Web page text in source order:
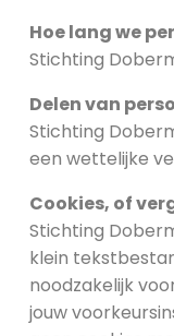
Hoe lang we
Stichting
Delen van
Stichting
een wettelijke
Cookies, of
Stichting
klein
noodzakelijk
jouw